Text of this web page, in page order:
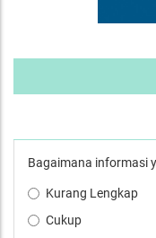
Bagaimana informasi
Kurang Lengkap
Cukup